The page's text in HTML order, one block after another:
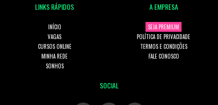
LINKS RÁPIDOS
INÍCIO
VAGAS
CURSOS ONLINE
MINHA REDE
SONHOS
A EMPRESA
SEJA PREMIUM
POLÍTICA DE PRIVACIDADE
TERMOS E CONDIÇÕES
FALE CONOSCO
SOCIAL